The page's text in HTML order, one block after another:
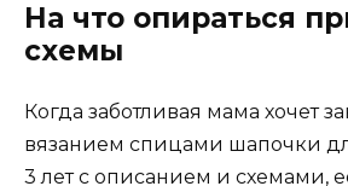
На что опираться
схемы
Когда заботливая мама хочет
вязанием спицами шапочки
3 лет с описанием и схемами,